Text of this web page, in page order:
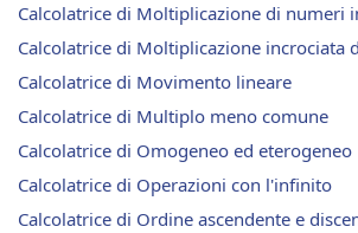
Calcolatrice di Moltiplicazione di numeri
Calcolatrice di Moltiplicazione incrociata
Calcolatrice di Movimento lineare
Calcolatrice di Multiplo meno comune
Calcolatrice di Omogeneo ed eterogeneo
Calcolatrice di Operazioni con l'infinito
Calcolatrice di Ordine ascendente e